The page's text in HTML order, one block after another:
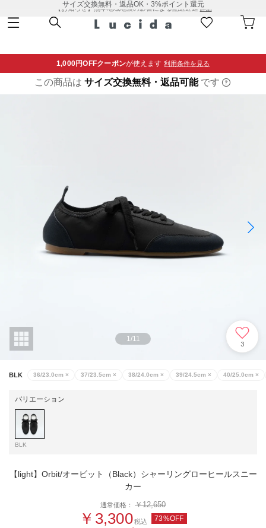
【お知らせ】熊本地域地震の影響による配送遅延詳細
サイズ交換無料・返品OK・3%ポイント還元
1,000円OFFクーポンが使えます 利用条件を見る
この商品は サイズ交換無料・返品可能 です
1/11
3
BLK 36/23.0cm × 37/23.5cm × 38/24.0cm × 39/24.5cm × 40/25.0cm ×
バリエーション
BLK
【light】Orbit/オービット（Black）シャーリングローヒールスニー
カー
通常価格： ￥12,650
￥3,300税込 73%OFF